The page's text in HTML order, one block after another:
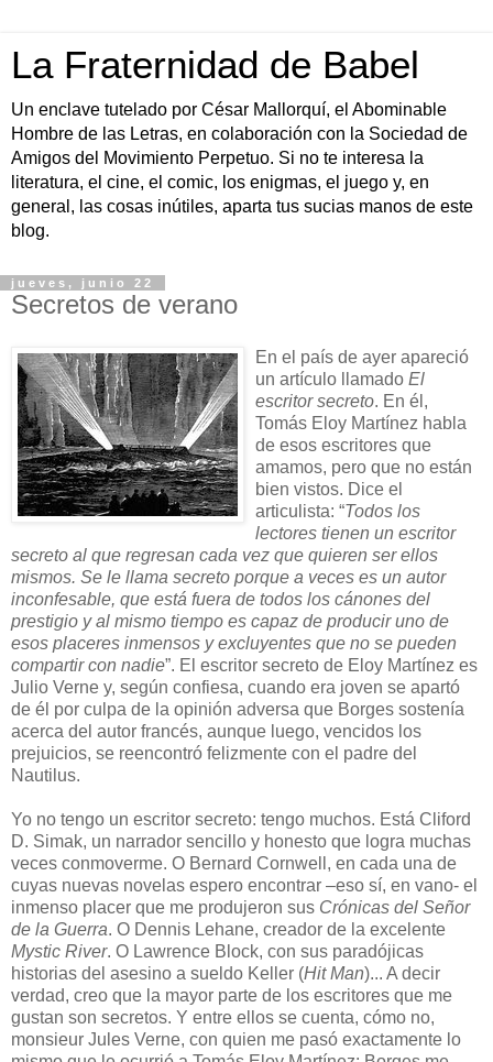
La Fraternidad de Babel
Un enclave tutelado por César Mallorquí, el Abominable
Hombre de las Letras, en colaboración con la Sociedad de
Amigos del Movimiento Perpetuo. Si no te interesa la
literatura, el cine, el comic, los enigmas, el juego y, en
general, las cosas inútiles, aparta tus sucias manos de este
blog.
jueves, junio 22
Secretos de verano
En el país de ayer apareció
un artículo llamado El
escritor secreto. En él,
Tomás Eloy Martínez habla
de esos escritores que
amamos, pero que no están
bien vistos. Dice el
articulista: “Todos los
lectores tienen un escritor
secreto al que regresan cada vez que quieren ser ellos
mismos. Se le llama secreto porque a veces es un autor
inconfesable, que está fuera de todos los cánones del
prestigio y al mismo tiempo es capaz de producir uno de
esos placeres inmensos y excluyentes que no se pueden
compartir con nadie”. El escritor secreto de Eloy Martínez es
Julio Verne y, según confiesa, cuando era joven se apartó
de él por culpa de la opinión adversa que Borges sostenía
acerca del autor francés, aunque luego, vencidos los
prejuicios, se reencontró felizmente con el padre del
Nautilus.
Yo no tengo un escritor secreto: tengo muchos. Está Cliford
D. Simak, un narrador sencillo y honesto que logra muchas
veces conmoverme. O Bernard Cornwell, en cada una de
cuyas nuevas novelas espero encontrar –eso sí, en vano- el
inmenso placer que me produjeron sus Crónicas del Señor
de la Guerra. O Dennis Lehane, creador de la excelente
Mystic River. O Lawrence Block, con sus paradójicas
historias del asesino a sueldo Keller (Hit Man)... A decir
verdad, creo que la mayor parte de los escritores que me
gustan son secretos. Y entre ellos se cuenta, cómo no,
monsieur Jules Verne, con quien me pasó exactamente lo